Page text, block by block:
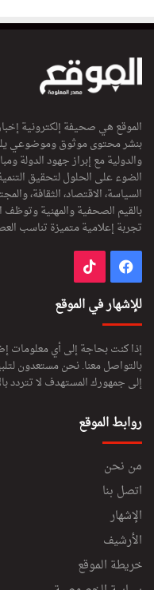
الموقع هي صحيفة إلكترونية
بنشر محتوى موثوق وموضوعي
والدولية مع إبراز جهود الدولة
الضوء على الحلول لتحقيق
السياسة، الاقتصاد، الثقافة،
بالقيم الصحفية والمهنية وتوظف
تجربة إعلامية متميزة تناسب
فيسبوك
للإشهار في الموقع
إذا كنت بحاجة إلى أي معلومات
بالتواصل معنا. نحن مستعدون
إلى جمهورك المستهدف لا تتردد
روابط الموقع
من نحن
اتصل بنا
الإشهار
الأرشيف
خريطة الموقع